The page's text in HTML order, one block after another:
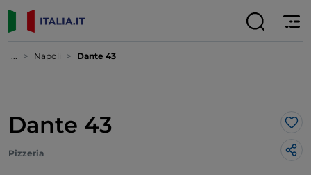
... Napoli Dante 43
Dante 43
Pizzeria